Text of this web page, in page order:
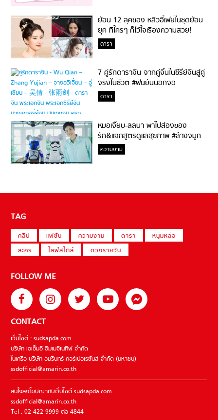
ย้อน 12 ลุคของ หลิวอี้เฟยในชุดย้อน
ยุค ที่ใครๆ ก็ไว้ใจเรื่องความสวย!
ดารา
7 คู่รักดาราจีน จากคู่จิ้นในซีรี่ย์จีนสู่คู่
จริงในชีวิต #ฟินยันนอกจอ
ดารา
หมอเจี๊ยบ-ลลนา พาไปส่องของ
รัก&แจกสูตรดูแลสุขภาพ #ล้างจมูก
ไม่ยากจะสอนให้
ความงาม
TAG
คลิป แฟชั่น ความงาม ดารา
หนุ่มหล่อ
ละคร
ไลฟ์สไตล์ ดวงรายวัน
FOLLOW ME
CONTACT
เว็บไซต์ : sudsapda.com
บริษัท เอเอ็มอี อิมเมจิเนทีฟ จำกัด
ในเครือ บริษัท อมรินทร์ คอร์เปอเรชั่นส์ จำกัด (มหาชน)
ssdofficial@amarin.co.th
สนใจลงโฆษณากับเว็บไซต์ sudsapda.com
ssdofficial@amarin.co.th
Tel : 02-422-9999 ต่อ 4844